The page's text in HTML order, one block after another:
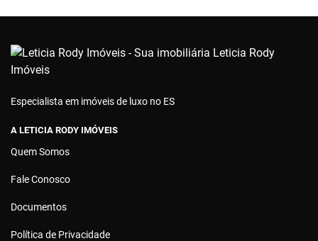
Especialista em imóveis de luxo no ES
A LETICIA RODY IMÓVEIS
Quem Somos
Fale Conosco
Documentos
Política de Privacidade